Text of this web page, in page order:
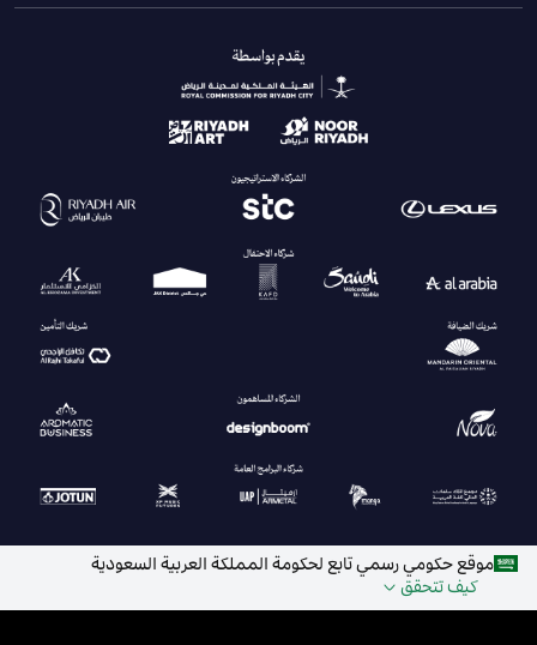
موقع حكومي رسمي تابع لحكومة المملكة العربية السعودية
كيف تتحقق